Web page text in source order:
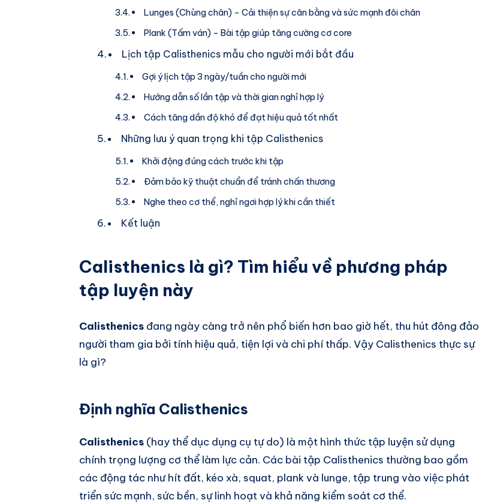
Lunges (Chùng chân) – Cải thiện sự cân bằng và sức mạnh đôi chân
Plank (Tấm ván) – Bài tập giúp tăng cường cơ core
Lịch tập Calisthenics mẫu cho người mới bắt đầu
Gợi ý lịch tập 3 ngày/tuần cho người mới
Hướng dẫn số lần tập và thời gian nghỉ hợp lý
Cách tăng dần độ khó để đạt hiệu quả tốt nhất
Những lưu ý quan trọng khi tập Calisthenics
Khởi động đúng cách trước khi tập
Đảm bảo kỹ thuật chuẩn để tránh chấn thương
Nghe theo cơ thể, nghỉ ngơi hợp lý khi cần thiết
Kết luận
Calisthenics là gì? Tìm hiểu về phương pháp
tập luyện này
Calisthenics đang ngày càng trở nên phổ biến hơn bao giờ hết, thu hút đông đảo
người tham gia bởi tính hiệu quả, tiện lợi và chi phí thấp. Vậy Calisthenics thực sự
là gì?
Định nghĩa Calisthenics
Calisthenics (hay thể dục dụng cụ tự do) là một hình thức tập luyện sử dụng
chính trọng lượng cơ thể làm lực cản. Các bài tập Calisthenics thường bao gồm
các động tác như hít đất, kéo xà, squat, plank và lunge, tập trung vào việc phát
triển sức mạnh, sức bền, sự linh hoạt và khả năng kiểm soát cơ thể.